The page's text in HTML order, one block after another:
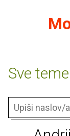
Sve teme